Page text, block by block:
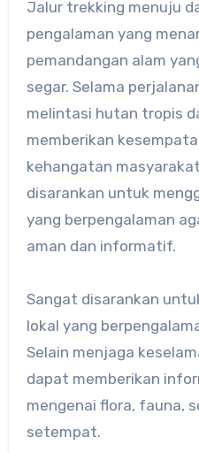
Jalur trekking menuju
pengalaman yang
pemandangan alam
segar. Selama
melintasi hutan tropis
memberikan
kehangatan
disarankan untuk
yang berpengalaman
aman dan informatif.
Sangat disarankan
lokal yang
Selain menjaga
dapat memberikan
mengenai flora, fauna,
setempat.